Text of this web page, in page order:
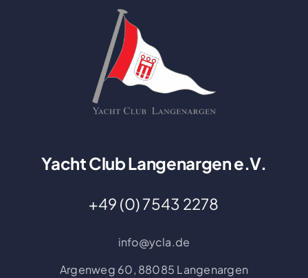
Yacht Club Langenargen e.V.
+49 (0) 7543 2278
info@ycla.de
Argenweg 60, 88085 Langenargen